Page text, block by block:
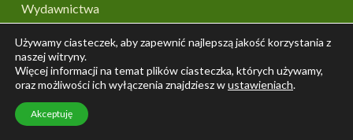
Wydawnictwa
Książki
Banery
70 lat – plansze i wystawy
75 lat – plansze i wystawy
Poradniki
Używamy ciasteczek, aby zapewnić najlepszą jakość korzystania z
naszej witryny.
Więcej informacji na temat plików ciasteczka, których używamy,
oraz możliwości ich wyłączenia znajdziesz wustawieniach.
Akceptuję